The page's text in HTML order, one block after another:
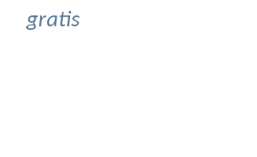
gratis